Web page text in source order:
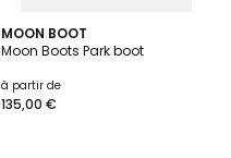
MOON BOOT
Moon Boots Park boot
à partir de
135,00 €